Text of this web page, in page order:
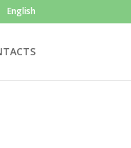
English